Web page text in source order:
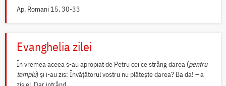
Ap. Romani 15, 30-33
Evanghelia zilei
În vremea aceea s-au apropiat de Petru cei ce strâng darea (pentru
templu) și i-au zis: Învățătorul vostru nu plătește darea? Ba da! – a